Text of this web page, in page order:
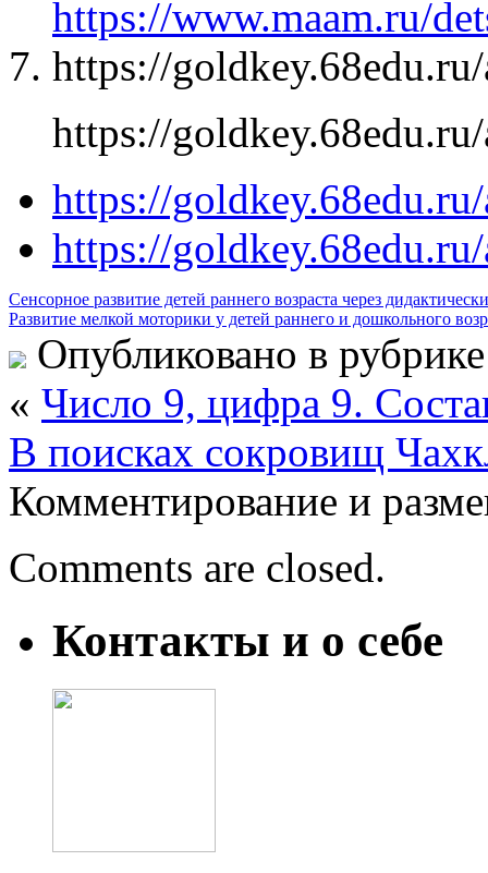
https://www.maam.ru/
https://
https://
https://
https://
Сенсорное развитие детей раннего возраста через
Развитие мелкой моторики у детей раннего и дошкольного
Опубликовано в
« Число 9, цифра 9.
В поисках сокровищ
Комментирование и
Comments are closed.
Контакты и о себе